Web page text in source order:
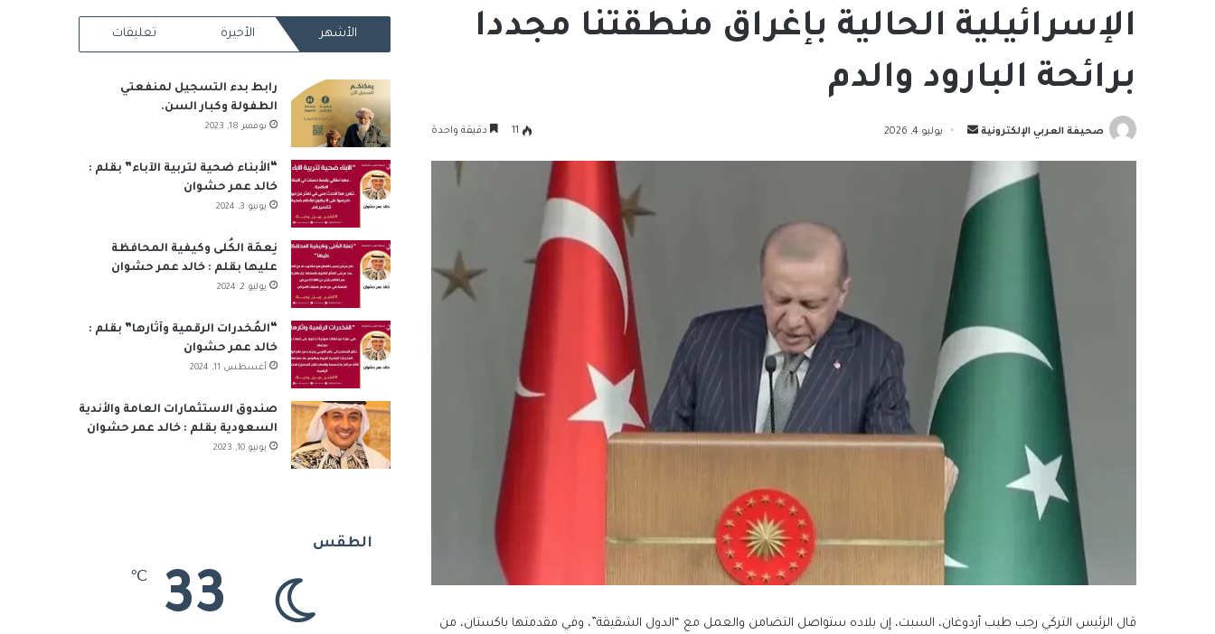
الإسرائيلية الحالية بإغراق منطقتنا مجددا
برائحة البارود والدم
صحيفة العربي الإلكترونية
أرسل يوليو 4, 2026 11 دقيقة واحدة
قال الرئيس التركي رجب طيب أردوغان، السبت، إن بلاده ستواصل التضامن والعمل مع “الدول الشقيقة”، وفي مقدمتها باكستان، من
RSS
الأشهر الأخيرة تعليقات
رابط بدء التسجيل لمنفعتي
الطفولة وكبار السن.
نوفمبر 18, 2023
“الأبناء ضحية لتربية الآباء” بقلم :
خالد عمر حشوان
يونيو 3, 2024
نِعمَة الكُلى وكيفية المحافظة
عليها بقلم : خالد عمر حشوان
يوليو 2, 2024
“المُخدرات الرقمية وآثارها” بقلم :
خالد عمر حشوان
أغسطس 11, 2024
صندوق الاستثمارات العامة والأندية
السعودية بقلم : خالد عمر حشوان
يونيو 10, 2023
الطقس
33
℃